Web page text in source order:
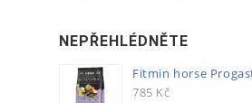
NEPŘEHLÉDNĚTE
785 Kč